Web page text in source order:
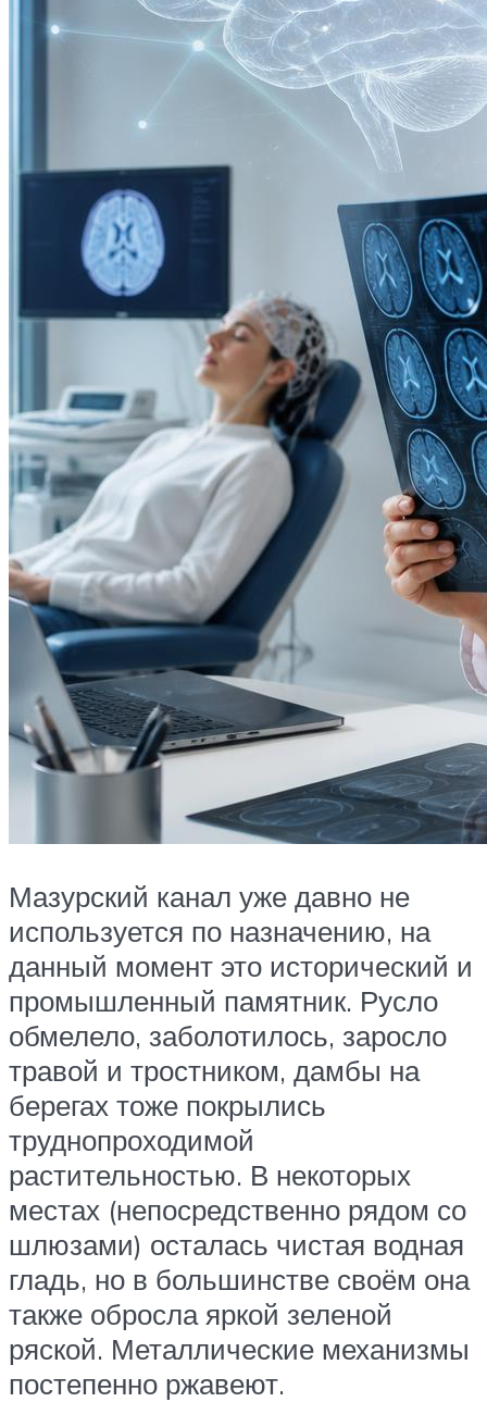
Мазурский канал уже давно не
используется по назначению, на
данный момент это исторический и
промышленный памятник. Русло
обмелело, заболотилось, заросло
травой и тростником, дамбы на
берегах тоже покрылись
труднопроходимой
растительностью. В некоторых
местах (непосредственно рядом со
шлюзами) осталась чистая водная
гладь, но в большинстве своём она
также обросла яркой зеленой
ряской. Металлические механизмы
постепенно ржавеют.